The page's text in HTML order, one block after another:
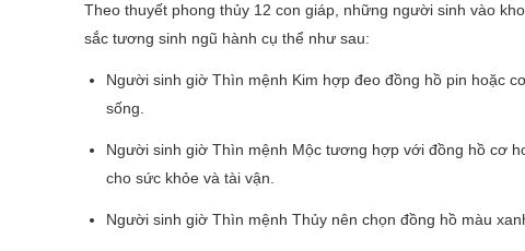
Theo thuyết phong thủy 12 con giáp, những người sinh vào
sắc tương sinh ngũ hành cụ thể như sau:
Người sinh giờ Thìn mệnh Kim hợp đeo đồng hồ pin hoặc
sống.
Người sinh giờ Thìn mệnh Mộc tương hợp với đồng hồ cơ
cho sức khỏe và tài vận.
Người sinh giờ Thìn mệnh Thủy nên chọn đồng hồ màu